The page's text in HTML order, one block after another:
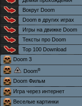
Вокруг Doom
Doom в других играх
Игры на движке Doom
Тексты про Doom
Top 100 Download
Doom 3
Doom®
Doom Фильм
Игра через интернет
Веселые картинки